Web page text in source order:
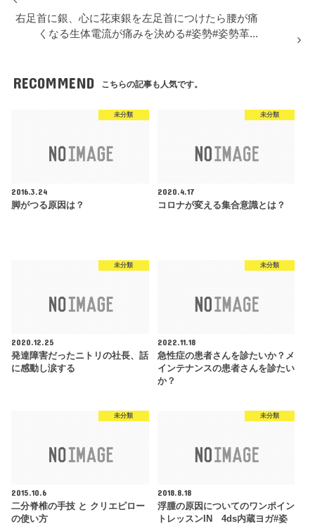
右足首に銀、心に花束銀を左足首につけたら腰が痛
くなる生体電流が痛みを決める#姿勢#姿勢革...
RECOMMEND こちらの記事も人気です。
未分類
2016.3.24
脚がつる原因は？
未分類
2020.4.17
コロナが変える集合意識とは？
未分類
2020.12.25
発達障害だったニトリの社長、話
に感動し涙する
未分類
2022.11.18
急性症の患者さんを診たいか？メ
インテナンスの患者さんを診たい
か？
未分類
2015.10.6
二分脊椎の手技 と クリエピロー
の使い方
未分類
2018.8.18
浮腫の原因についてのワンポイン
トレッスンIN 4ds内蔵ヨガ#姿